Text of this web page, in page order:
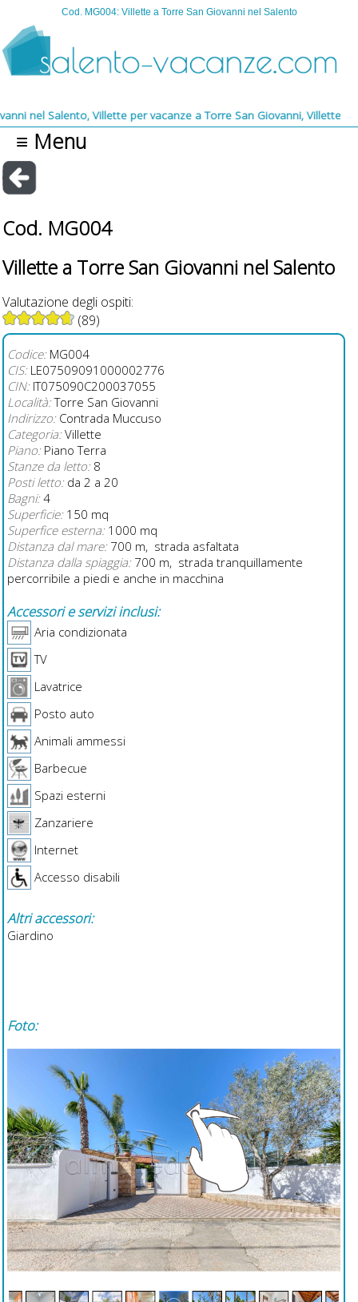
Cod. MG004: Villette a Torre San Giovanni nel Salento
Salento, Villette per vacanze a Torre San Giovanni, Villette
≡ Menu
Cod. MG004
Villette a Torre San Giovanni nel Salento
Valutazione degli ospiti:
(89)
Codice:MG004
CIS:LE07509091000002776
CIN:IT075090C200037055
Località: Torre San Giovanni
Indirizzo:Contrada Muccuso
Categoria:Villette
Piano:Piano Terra
Stanze da letto:8
Posti letto:da 2 a 20
Bagni:4
Superficie:150 mq
Superfice esterna:1000 mq
Distanza dal mare:700 m, strada asfaltata
Distanza dalla spiaggia:700 m, strada tranquillamente
percorribile a piedi e anche in macchina
Accessori e servizi inclusi:
Aria condizionata
TV
Lavatrice
Posto auto
Animali ammessi
Barbecue
Spazi esterni
Zanzariere
Internet
Accesso disabili
Altri accessori:
Giardino
Foto: